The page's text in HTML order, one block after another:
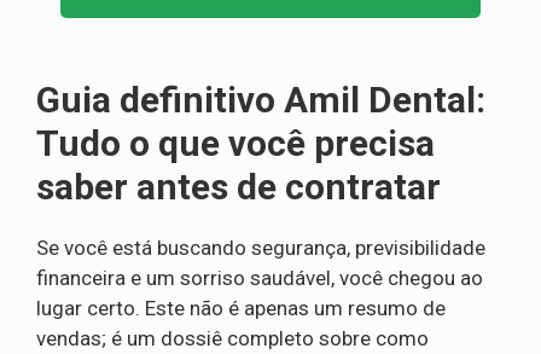
Guia definitivo Amil Dental:
Tudo o que você precisa
saber antes de contratar
Se você está buscando segurança, previsibilidade
financeira e um sorriso saudável, você chegou ao
lugar certo. Este não é apenas um resumo de
vendas; é um dossiê completo sobre como